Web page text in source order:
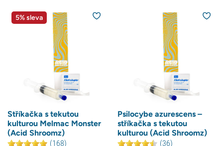
5% sleva
Stříkačka s tekutou
kulturou Melmac Monster
(Acid Shroomz)
(168)
Psilocybe azurescens –
stříkačka s tekutou
kulturou (Acid Shroomz)
(36)